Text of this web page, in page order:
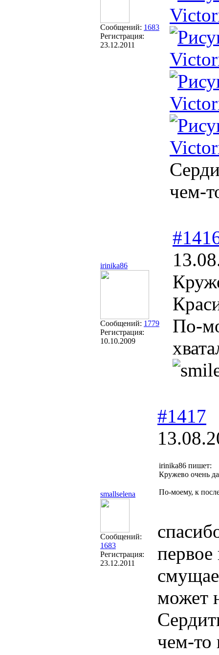
Сообщений: 1683
Регистрация:
23.12.2011
чем-
irinika86
Сообщений: 1779
Регистрация:
10.10.2009
По-
smallselena
Сообщений:
1683
Регистрация:
23.12.2011
#1417
irinika86 пишет:
Кружево очень
По-моему, к
первое
может
чем-